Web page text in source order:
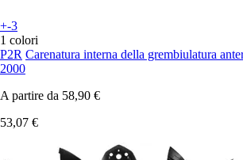
+-3
1 colori
P2R Carenatura interna della grembiulatura
2000
A partire da 58,90 €
53,07 €